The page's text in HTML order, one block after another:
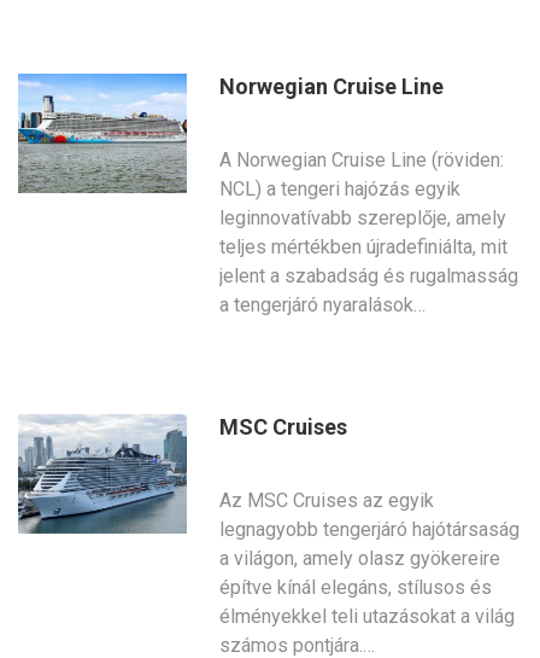
Norwegian Cruise Line
A Norwegian Cruise Line (röviden:
NCL) a tengeri hajózás egyik
leginnovatívabb szereplője, amely
teljes mértékben újradefiniálta, mit
jelent a szabadság és rugalmasság
a tengerjáró nyaralások…
MSC Cruises
Az MSC Cruises az egyik
legnagyobb tengerjáró hajótársaság
a világon, amely olasz gyökereire
építve kínál elegáns, stílusos és
élményekkel teli utazásokat a világ
számos pontjára.…